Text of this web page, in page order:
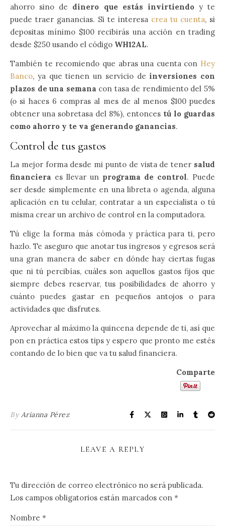
ahorro sino de dinero que estás invirtiendoy te
puede traer ganancias. Si te interesa crea tu cuenta, si
depositas mínimo $100 recibirás una acción en trading
desde $250 usando el código WH12AL.
También te recomiendo que abras una cuenta con Hey
Banco, ya que tienen un servicio de inversiones con
plazos de una semana con tasa de rendimiento del 5%
(o si haces 6 compras al mes de al menos $100 puedes
obtener una sobretasa del 8%), entonces tú lo guardas
como ahorro y te va generando ganancias.
Control de tus gastos
La mejor forma desde mi punto de vista de tener salud
financiera es llevar un programa de control. Puede
ser desde simplemente en una libreta o agenda, alguna
aplicación en tu celular, contratar a un especialista o tú
misma crear un archivo de control en la computadora.
Tú elige la forma más cómoda y práctica para ti, pero
hazlo. Te aseguro que anotar tus ingresos y egresos será
una gran manera de saber en dónde hay ciertas fugas
que ni tú percibías, cuáles son aquellos gastos fijos que
siempre debes reservar, tus posibilidades de ahorro y
cuánto puedes gastar en pequeños antojos o para
actividades que disfrutes.
Aprovechar al máximo la quincena depende de ti, así que
pon en práctica estos tips y espero que pronto me estés
contando de lo bien que va tu salud financiera.
Comparte
ByArianna Pérez
LEAVE A REPLY
Tu dirección de correo electrónico no será publicada.
Los campos obligatorios están marcados con *
Nombre *